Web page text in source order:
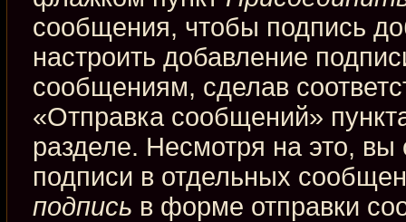
сообщения, чтобы подпись
настроить добавление
сообщениям, сделав
«Отправка сообщений»
разделе. Несмотря на это,
подписи в отдельных
подпись в форме отправки